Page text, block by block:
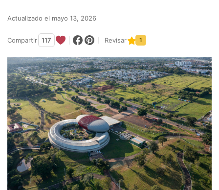
Actualizado el mayo 13, 2026
Compartir 117 Revisar 1